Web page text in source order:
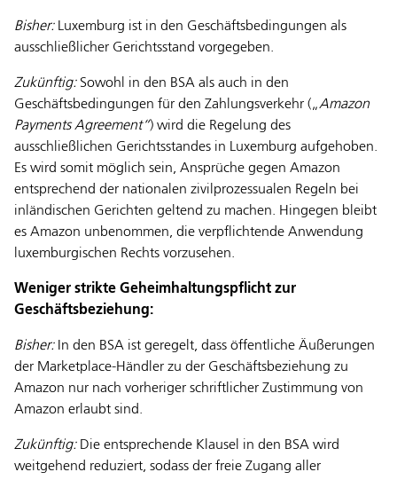
Bisher: Luxemburg ist in den Geschäftsbedingungen als
ausschließlicher Gerichtsstand vorgegeben.
Zukünftig: Sowohl in den BSA als auch in den
Geschäftsbedingungen für den Zahlungsverkehr („Amazon
Payments Agreement“) wird die Regelung des
ausschließlichen Gerichtsstandes in Luxemburg aufgehoben.
Es wird somit möglich sein, Ansprüche gegen Amazon
entsprechend der nationalen zivilprozessualen Regeln bei
inländischen Gerichten geltend zu machen. Hingegen bleibt
es Amazon unbenommen, die verpflichtende Anwendung
luxemburgischen Rechts vorzusehen.
Weniger strikte Geheimhaltungspflicht zur
Geschäftsbeziehung:
Bisher: In den BSA ist geregelt, dass öffentliche Äußerungen
der Marketplace-Händler zu der Geschäftsbeziehung zu
Amazon nur nach vorheriger schriftlicher Zustimmung von
Amazon erlaubt sind.
Zukünftig: Die entsprechende Klausel in den BSA wird
weitgehend reduziert, sodass der freie Zugang aller